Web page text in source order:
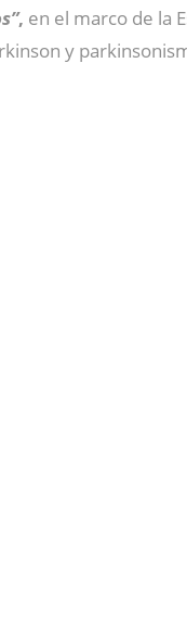
, en el marco de la
y